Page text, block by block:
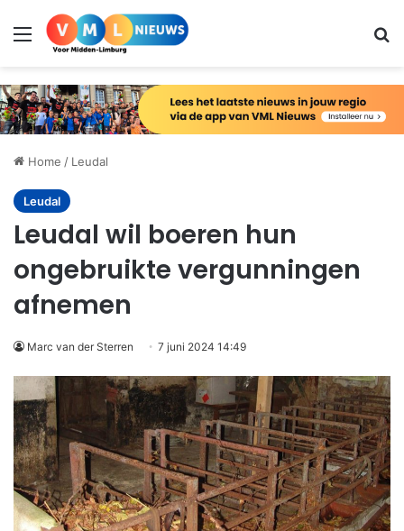
Menu
Home / Leudal
Leudal
Leudal wil boeren hun
ongebruikte vergunningen
afnemen
Marc van der Sterren 7 juni 2024 14:49